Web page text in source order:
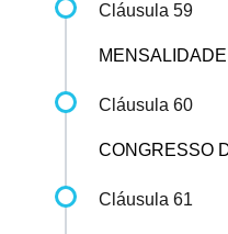
Cláusula 59
Cláusula 60
CONGRESSO
Cláusula 61